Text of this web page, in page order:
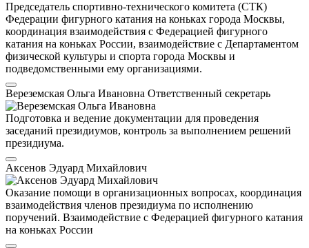
Председатель спортивно-технического комитета (СТК)
Федерации фигурного катания на коньках города Москвы,
координация взаимодействия с Федерацией фигурного
катания на коньках России, взаимодействие с Департаментом
физической культуры и спорта города Москвы и
подведомственными ему организациями.
Вереземская Ольга Ивановна Ответственный секретарь
Подготовка и ведение документации для проведения
заседаний президиумов, контроль за выполнением решений
президиума.
Аксенов Эдуард Михайлович
Оказание помощи в организационных вопросах, координация
взаимодействия членов президиума по исполнению
поручений. Взаимодействие с Федерацией фигурного катания
на коньках России